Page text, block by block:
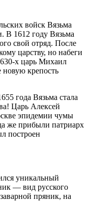
войск Вязьма
В 1612 году Вязьма
свой отряд. После
царству, но набеги
х царь Михаил
новую крепость
года Вязьма стала
Царь Алексей
эпидемии чумы
же прибыли патриарх
построен
уникальный
— вид русского
пряник, на